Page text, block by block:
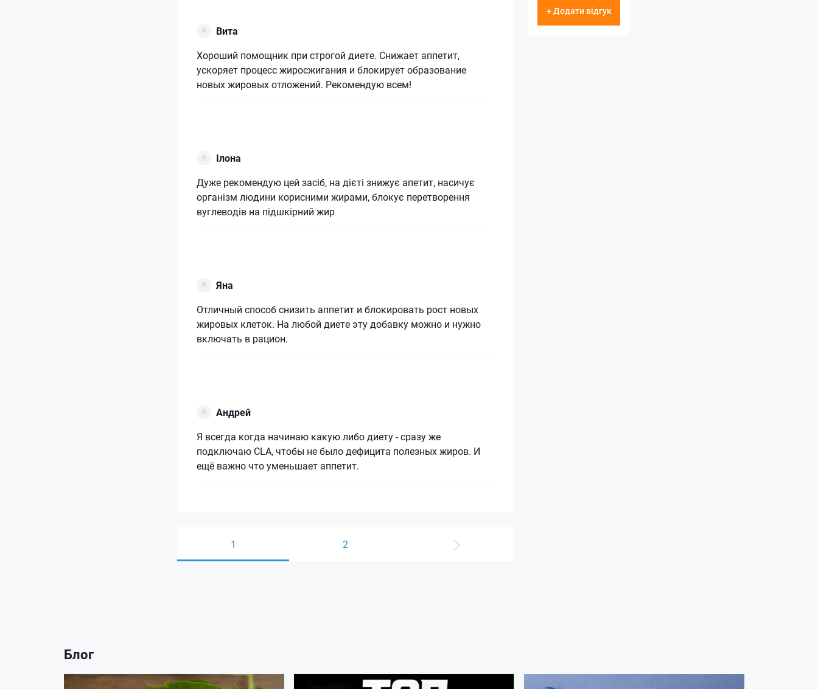
+ Додати відгук
Вита
Хороший помощник при строгой диете. Снижает аппетит,
ускоряет процесс жиросжигания и блокирует образование
новых жировых отложений. Рекомендую всем!
Ілона
Дуже рекомендую цей засіб, на дієті знижує апетит, насичує
організм людини корисними жирами, блокує перетворення
вуглеводів на підшкірний жир
Яна
Отличный способ снизить аппетит и блокировать рост новых
жировых клеток. На любой диете эту добавку можно и нужно
включать в рацион.
Андрей
Я всегда когда начинаю какую либо диету - сразу же
подключаю CLA, чтобы не было дефицита полезных жиров. И
ещё важно что уменьшает аппетит.
1 2
Блог